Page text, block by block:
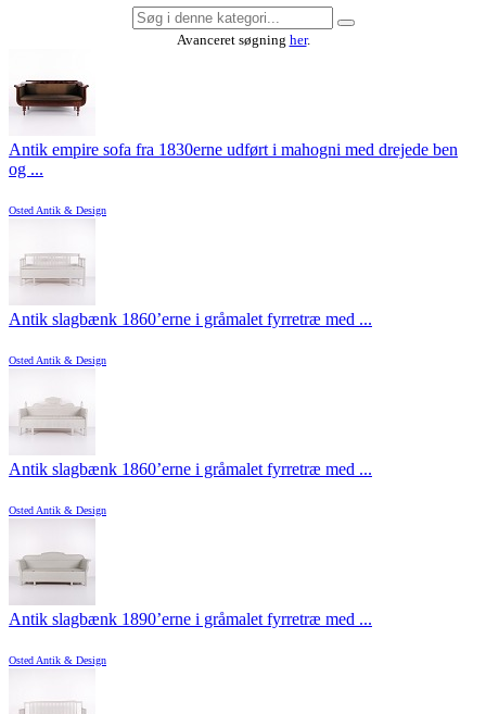
Avanceret søgning her.
Antik empire sofa fra 1830erne udført i mahogni med drejede ben
og ...
Osted Antik & Design
Antik slagbænk 1860’erne i gråmalet fyrretræ med ...
Osted Antik & Design
Antik slagbænk 1860’erne i gråmalet fyrretræ med ...
Osted Antik & Design
Antik slagbænk 1890’erne i gråmalet fyrretræ med ...
Osted Antik & Design